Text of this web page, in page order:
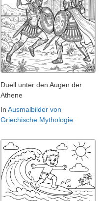
Duell unter den Augen der
Athene
In Ausmalbilder von
Griechische Mythologie